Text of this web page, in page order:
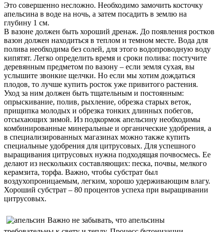
Это совершенно несложно. Необходимо замочить косточку
апельсина в воде на ночь, а затем посадить в землю на
глубину 1 см.
В вазоне должен быть хороший дренаж. До появления ростков
вазон должен находиться в теплом и темном месте. Вода для
полива необходима без солей, для этого водопроводную воду
кипятят. Легко определить время и сроки полива: постучите
деревянным предметом по вазону – если земля сухая, вы
услышите звонкие щелчки. Но если мы хотим дождаться
плодов, то лучше купить росток уже привитого растения.
Уход за ним должен быть тщательным и постоянным:
опрыскивание, полив, рыхление, обрезка старых веток,
прищипка молодых и обрезка тонких длинных побегов,
отсыхающих зимой. Из подкормок апельсину необходимы
комбинированные минеральные и органические удобрения, а
в специализированных магазинах можно также купить
специальные удобрения для цитрусовых. Для успешного
выращивания цитрусовых нужна подходящая почвосмесь. Ее
делают из нескольких составляющих: песка, почвы, мелкого
керамзита, торфа. Важно, чтобы субстрат был
воздухопроницаемым, легким, хорошо удерживающим влагу.
Хороший субстрат – 80 процентов успеха при выращивании
цитрусовых.
Важно не забывать, что апельсины